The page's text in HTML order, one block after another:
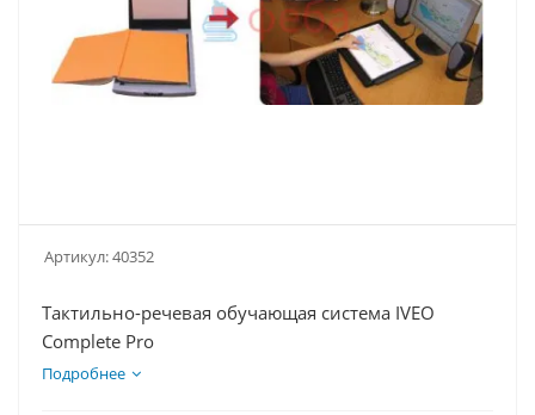
Артикул:40352
Тактильно-речевая обучающая система IVEO
Complete Pro
Подробнее